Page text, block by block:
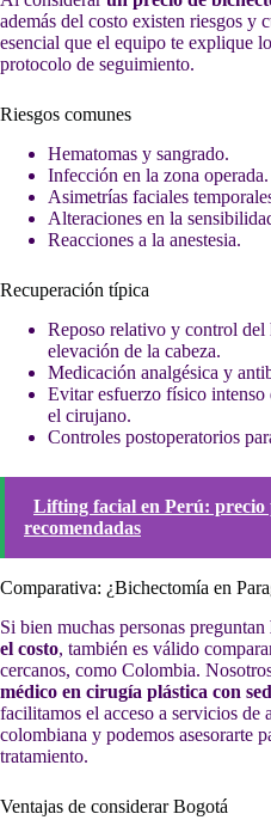
además del costo existen riesgos y
esencial que el equipo te explique
protocolo de seguimiento.
Riesgos comunes
Hematomas y sangrado.
Infección en la zona operada.
Asimetrías faciales
Alteraciones en la
Reacciones a la anestesia.
Recuperación típica
Reposo relativo y control
elevación de la cabeza.
Medicación analgésica y
Evitar esfuerzo físico
el cirujano.
Controles postoperatorios
Lifting facial en Perú: precio
recomendadas
Comparativa: ¿Bichectomía en
Si bien muchas personas preguntan
el costo, también es válido
cercanos, como Colombia.
médico en cirugía plástica con
facilitamos el acceso a servicios de
colombiana y podemos asesorarte
tratamiento.
Ventajas de considerar Bogotá